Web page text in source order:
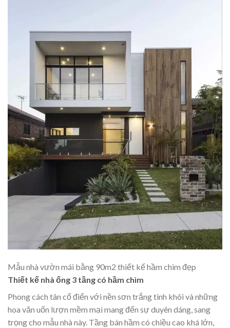
Mẫu nhà vườn mái bằng 90m2 thiết kế hầm chìm đẹp
Thiết kế nhà ống 3 tầng có hầm chìm
Phong cách tân cổ điển với nền sơn trắng tinh khôi và những
hoa văn uốn lượn mềm mại mang đến sự duyên dáng, sang
trọng cho mẫu nhà này. Tầng bán hầm có chiều cao khá lớn,